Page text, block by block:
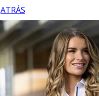
ATRÁS